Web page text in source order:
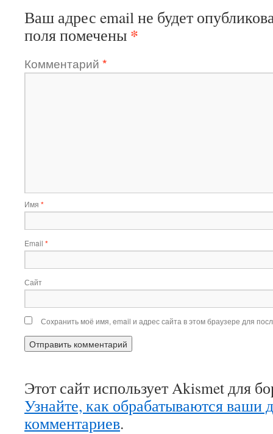
Ваш адрес email не будет
поля помечены *
Комментарий *
Имя *
Email *
Сайт
Сохранить моё имя, email и адрес сайта в этом браузере для
Этот сайт использует Akismet для
Узнайте, как обрабатываются ваши
комментариев.